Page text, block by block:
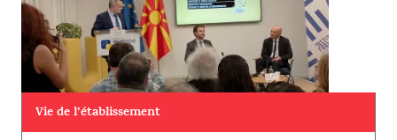
Vie de l’établissement